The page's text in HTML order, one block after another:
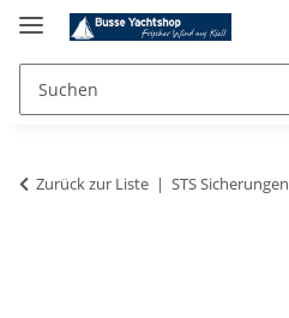
Zurück zur Liste STS Sicherungen